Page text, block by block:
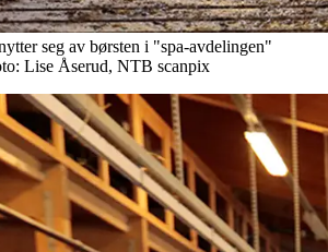
seg av børsten i "spa-avdelingen"
Lise Åserud, NTB scanpix